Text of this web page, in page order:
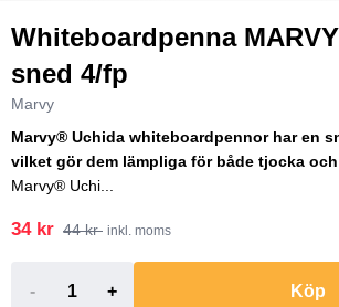
Whiteboardpenna
sned 4/fp
Marvy
Marvy® Uchida whiteboardpennor har en
vilket gör dem lämpliga för både tjocka
Marvy® Uchi...
34 kr 44 kr inkl. moms
- + Köp